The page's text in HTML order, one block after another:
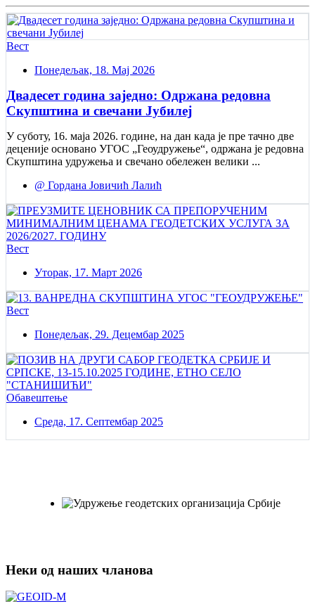
Вест
Понедељак, 18. Мај 2026
Двадесет година заједно: Одржана редовна
Скупштина и свечани Jубилеј
У суботу, 16. маја 2026. године, на дан када је пре тачно две
деценије основано УГОС „Геоудружење“, одржана је редовна
Скупштина удружења и свечано обележен велики ...
@ Гордана Јовичић Лалић
Вест
Уторак, 17. Март 2026
Вест
Понедељак, 29. Децембар 2025
Обавештење
Среда, 17. Септембар 2025
Неки од наших чланова